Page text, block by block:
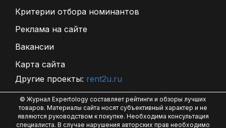
Критерии отбора номинантов
Реклама на сайте
Вакансии
Карта сайта
Другие проекты: rent2u.ru
© Журнал Expertology составляет рейтинги и обзоры лучших
товаров. Материалы сайта носят субъективный характер и не
являются руководством к покупке. Необходима консультация
специалиста. В случае нарушения авторских прав необходимо